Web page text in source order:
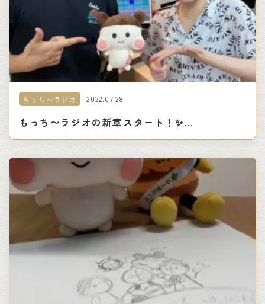
もっち〜ラジオ 2022.07.28
もっち〜ラジオの新章スタート！✨...